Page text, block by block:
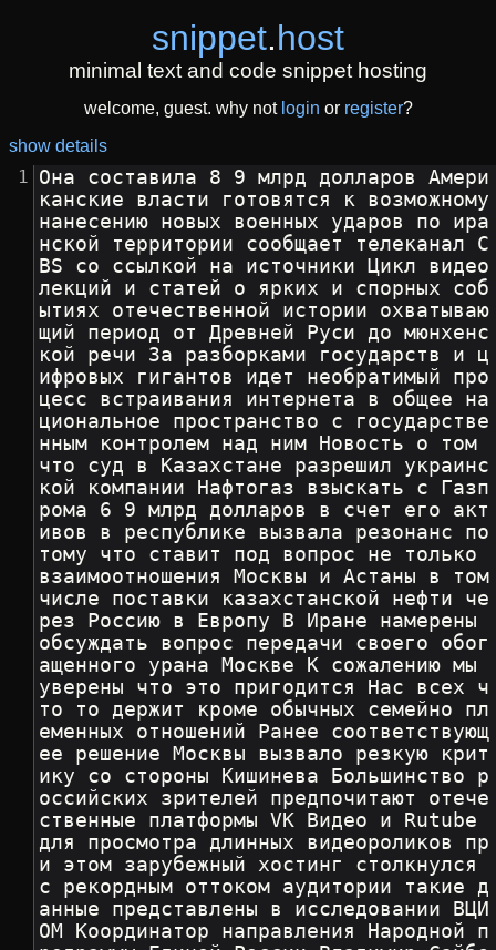
snippet.host
minimal text and code snippet hosting
welcome, guest. why not login or register?
show details
Она составила 8 9 млрд долларов Амери
канские власти готовятся к возможному
нанесению новых военных ударов по ира
нской территории сообщает телеканал C
BS со ссылкой на источники Цикл видео
лекций и статей о ярких и спорных соб
ытиях отечественной истории охватываю
щий период от Древней Руси до мюнхенс
кой речи За разборками государств и ц
ифровых гигантов идет необратимый про
цесс встраивания интернета в общее на
циональное пространство с государстве
нным контролем над ним Новость о том
что суд в Казахстане разрешил украинс
кой компании Нафтогаз взыскать с Газп
рома 6 9 млрд долларов в счет его акт
ивов в республике вызвала резонанс по
тому что ставит под вопрос не только
взаимоотношения Москвы и Астаны в том
числе поставки казахстанской нефти че
рез Россию в Европу В Иране намерены
обсуждать вопрос передачи своего обог
ащенного урана Москве К сожалению мы
уверены что это пригодится Нас всех ч
то то держит кроме обычных семейно пл
еменных отношений Ранее соответствующ
ее решение Москвы вызвало резкую крит
ику со стороны Кишинева Большинство р
оссийских зрителей предпочитают отече
ственные платформы VK Видео и Rutube
для просмотра длинных видеороликов пр
и этом зарубежный хостинг столкнулся
с рекордным оттоком аудитории такие д
анные представлены в исследовании ВЦИ
ОМ Координатор направления Народной п